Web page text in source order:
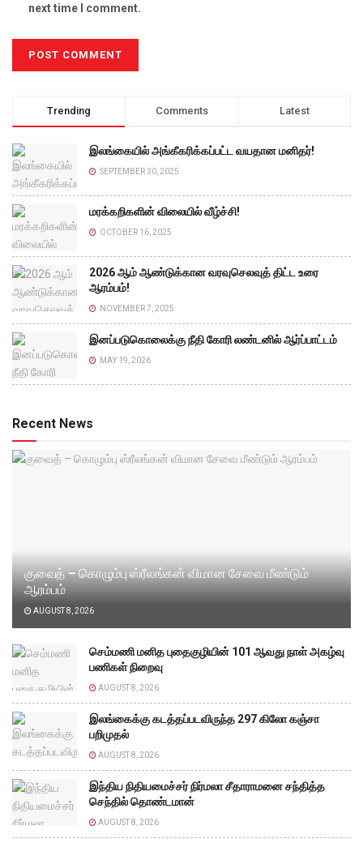
next time I comment.
Trending Comments Latest
இலங்கையில் அங்கீகரிக்கப்பட்ட வயதான மனிதர்!
SEPTEMBER 30, 2025
மரக்கறிகளின் விலையில் வீழ்ச்சி!
OCTOBER 16, 2025
2026 ஆம் ஆண்டுக்கான வரவுசெலவுத் திட்ட உரை
ஆரம்பம்!
NOVEMBER 7, 2025
இனப்படுகொலைக்கு நீதி கோரி லண்டனில் ஆர்ப்பாட்டம்
MAY 19, 2026
Recent News
குவைத் – கொழும்பு ஸ்ரீலங்கன் விமான சேவை மீண்டும்
ஆரம்பம்
AUGUST 8, 2026
செம்மணி மனித புதைகுழியின் 101 ஆவது நாள் அகழ்வு
பணிகள் நிறைவு
AUGUST 8, 2026
இலங்கைக்கு கடத்தப்படவிருந்த 297 கிலோ கஞ்சா
பறிமுதல்
AUGUST 8, 2026
இந்திய நிதியமைச்சர் நிர்மலா சீதாராமனை சந்தித்த
செந்தில் தொண்டமான்
AUGUST 8, 2026